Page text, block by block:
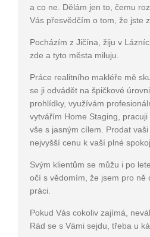
a co ne. Dělám jen to, čemu
Vás přesvědčím o tom, že jste
Pocházím z Jičína, žiju v
zde a tyto města miluju.
Práce realitního makléře mě
se ji odvádět na špičkové
prohlídky, využívám
vytvářím Home Staging, pracuji
vše s jasným cílem. Prodat
nejvyšší cenu k vaší plné
Svým klientům se můžu i po
očí s vědomím, že jsem pro ně
práci.
Pokud Vás cokoliv zajímá,
Rád se s Vámi sejdu, třeba u